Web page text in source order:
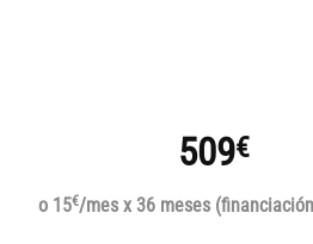
509€
o 15€/mes x 36 meses